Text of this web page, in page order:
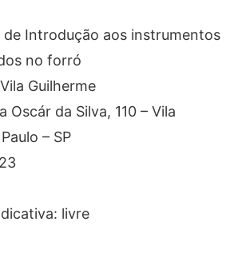
de Introdução aos instrumentos
no forró
Guilherme
Oscár da Silva, 110 – Vila
– SP
livre